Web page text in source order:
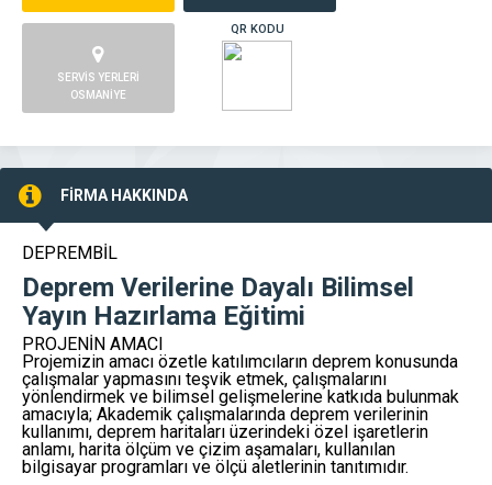
SERVİS YERLERİ
OSMANİYE
QR KODU
FİRMA HAKKINDA
DEPREMBİL
Deprem Verilerine Dayalı Bilimsel
Yayın Hazırlama Eğitimi
PROJENİN AMACI
Projemizin amacı özetle katılımcıların deprem konusunda
çalışmalar yapmasını teşvik etmek, çalışmalarını
yönlendirmek ve bilimsel gelişmelerine katkıda bulunmak
amacıyla; Akademik çalışmalarında deprem verilerinin
kullanımı, deprem haritaları üzerindeki özel işaretlerin
anlamı, harita ölçüm ve çizim aşamaları, kullanılan
bilgisayar programları ve ölçü aletlerinin tanıtımıdır.